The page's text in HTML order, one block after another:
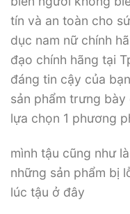
tín và an toàn cho
dục nam nữ chính
đạo chính hãng tại
đáng tin cậy của
sản phẩm trưng
lựa chọn 1 phương
mình tậu cũng như
những sản phẩm bị
lúc tậu ở đây